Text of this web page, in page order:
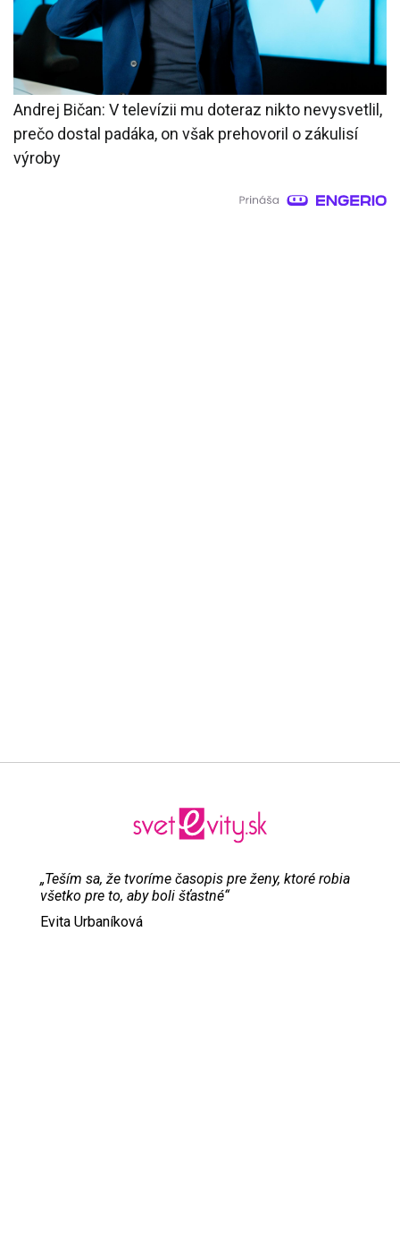
Andrej Bičan: V televízii mu doteraz nikto nevysvetlil,
prečo dostal padáka, on však prehovoril o zákulisí
výroby
„Teším sa, že tvoríme časopis pre ženy, ktoré robia
všetko pre to, aby boli šťastné“
Evita Urbaníková